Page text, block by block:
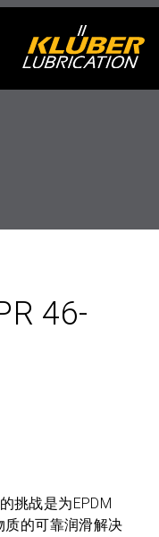
46-
挑战是为EPDM
质的可靠润滑解决